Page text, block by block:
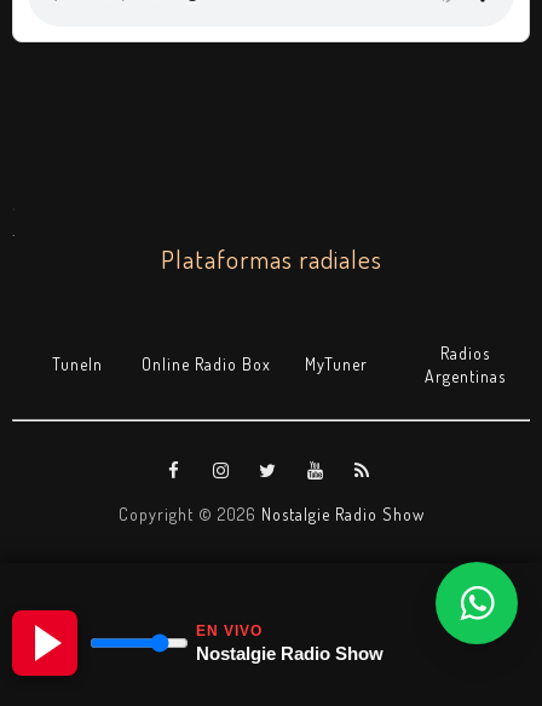
EN VIVO
Nostalgie Radio Show
.
Plataformas radiales
TuneIn Online Radio Box MyTuner
Radios
Argentinas
Copyright © 2026 Nostalgie Radio Show